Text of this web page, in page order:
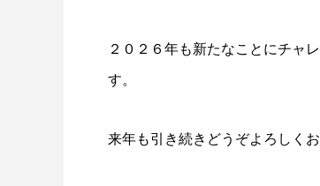
２０２６年も新たなことにチャ
す。
来年も引き続きどうぞよろしく